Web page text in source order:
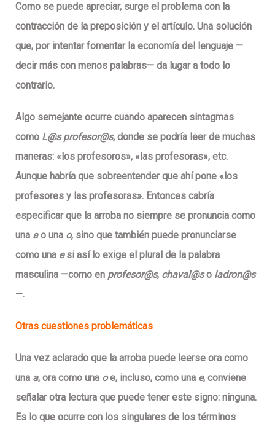
Como se puede apreciar, surge el problema con la
contracción de la preposición y el artículo. Una solución
que, por intentar fomentar la economía del lenguaje —
decir más con menos palabras— da lugar a todo lo
contrario.
Algo semejante ocurre cuando aparecen sintagmas
como L@s profesor@s,donde se podría leer de muchas
maneras: «los profesoros», «las profesoras», etc.
Aunque habría que sobreentender que ahí pone «los
profesores y las profesoras». Entonces cabría
especificar que la arroba no siempre se pronuncia como
una ao una o, sino que también puede pronunciarse
como una esi así lo exige el plural de la palabra
masculina —como en profesor@s, chaval@so ladron@s
—.
Otras cuestiones problemáticas
Una vez aclarado que la arroba puede leerse ora como
una a, ora como una oe, incluso, como una e, conviene
señalar otra lectura que puede tener este signo: ninguna.
Es lo que ocurre con los singulares de los términos